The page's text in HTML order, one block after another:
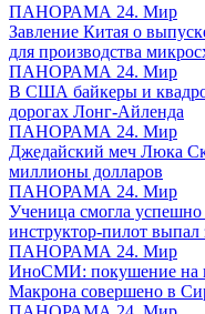
ПАНОРАМА 24. Мир
Завление Китая о
для производства
ПАНОРАМА 24. Мир
В США байкеры и
дорогах Лонг-Айленда
ПАНОРАМА 24. Мир
Джедайский меч Люка
миллионы долларов
ПАНОРАМА 24. Мир
Ученица смогла успешно
инструктор-пилот выпал
ПАНОРАМА 24. Мир
ИноСМИ: покушение на
Макрона совершено в